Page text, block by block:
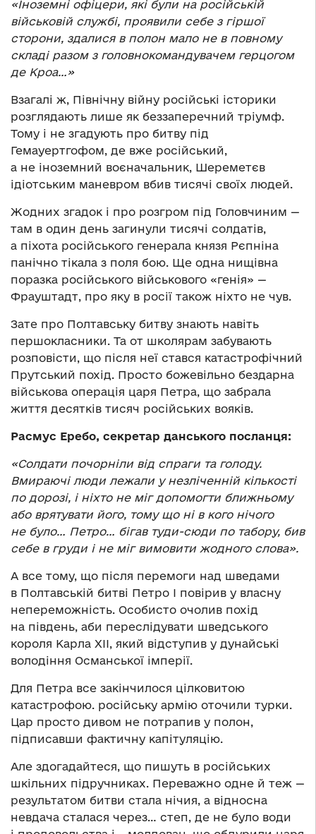
«Іноземні офіцери, які були на російській
військовій службі, проявили себе з гіршої
сторони, здалися в полон мало не в повному
складі разом з головнокомандувачем герцогом
де Кроа…»
Взагалі ж, Північну війну російські історики
розглядають лише як беззаперечний тріумф.
Тому і не згадують про битву під
Гемауертгофом, де вже російський,
а не іноземний воєначальник, Шереметєв
ідіотським маневром вбив тисячі своїх людей.
Жодних згадок і про розгром під Головчиним —
там в один день загинули тисячі солдатів,
а піхота російського генерала князя Рєпніна
панічно тікала з поля бою. Ще одна нищівна
поразка російського військового «генія» —
Фрауштадт, про яку в росії також ніхто не чув.
Зате про Полтавську битву знають навіть
першокласники. Та от школярам забувають
розповісти, що після неї стався катастрофічний
Прутський похід. Просто божевільно бездарна
військова операція царя Петра, що забрала
життя десятків тисяч російських вояків.
Расмус Еребо, секретар данського посланця:
«Солдати почорніли від спраги та голоду.
Вмираючі люди лежали у незліченній кількості
по дорозі, і ніхто не міг допомогти ближньому
або врятувати його, тому що ні в кого нічого
не було… Петро… бігав туди-сюди по табору, бив
себе в груди і не міг вимовити жодного слова».
А все тому, що після перемоги над шведами
в Полтавській битві Петро I повірив у власну
непереможність. Особисто очолив похід
на південь, аби переслідувати шведського
короля Карла ХII, який відступив у дунайські
володіння Османської імперії.
Для Петра все закінчилося цілковитою
катастрофою. російську армію оточили турки.
Цар просто дивом не потрапив у полон,
підписавши фактичну капітуляцію.
Але здогадайтеся, що пишуть в російських
шкільних підручниках. Переважно одне й теж —
результатом битви стала нічия, а відносна
невдача сталася через… степ, де не було води